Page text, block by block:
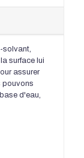
solvant,
surface lui
assurer
pouvons
d'eau,